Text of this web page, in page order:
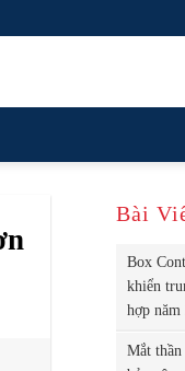
Bài
Box
khiển
hợp năm
Mắt